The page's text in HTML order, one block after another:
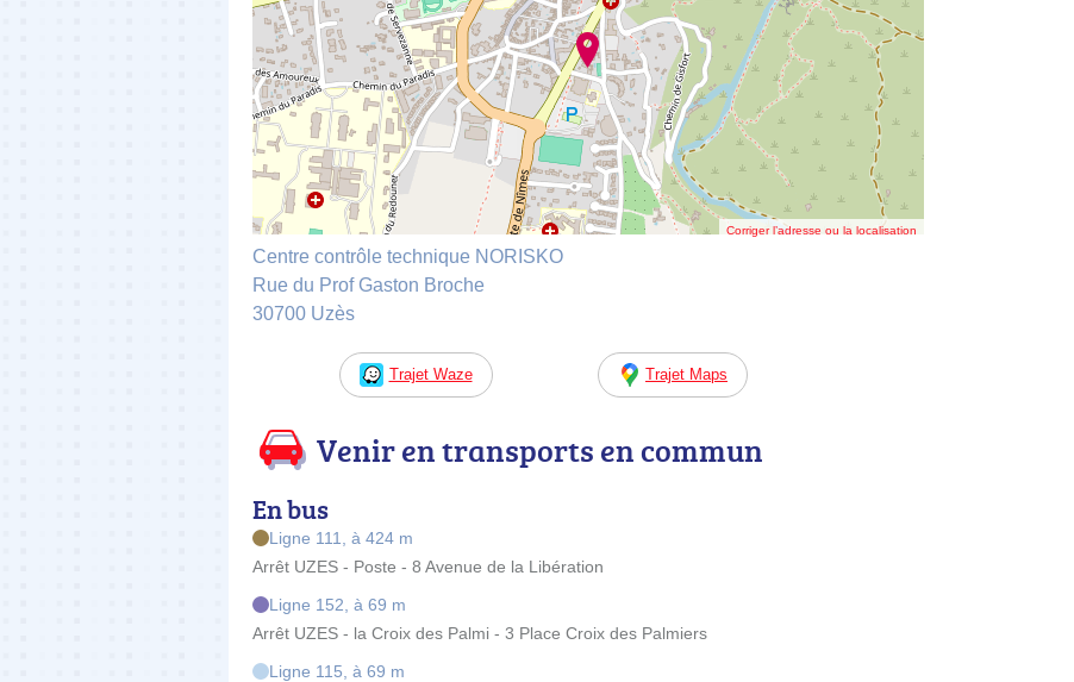
Corriger l’adresse ou la localisation
Centre contrôle technique NORISKO
Rue du Prof Gaston Broche
30700 Uzès
Trajet Waze Trajet Maps
Venir en transports en commun
En bus
Ligne 111, à 424 m
Arrêt UZES - Poste - 8 Avenue de la Libération
Ligne 152, à 69 m
Arrêt UZES - la Croix des Palmi - 3 Place Croix des Palmiers
Ligne 115, à 69 m